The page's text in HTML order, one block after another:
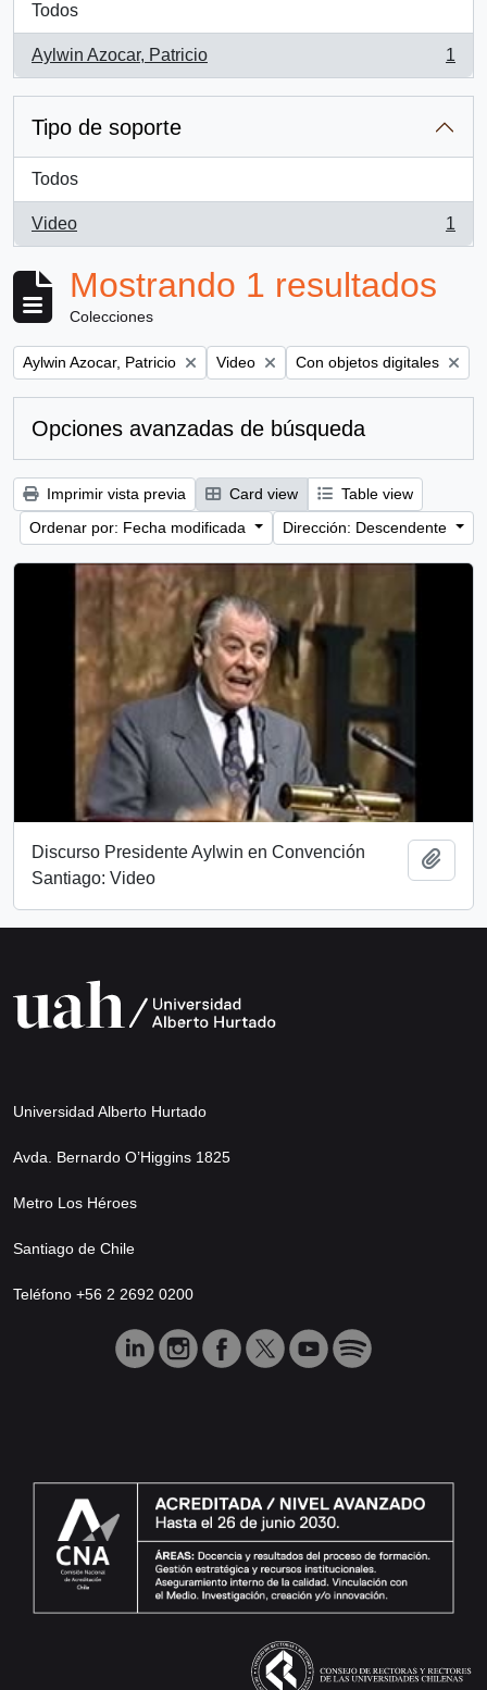
Todos
Aylwin Azocar, Patricio
, 1 resultados
1
Tipo de soporte
Todos
Video
, 1 resultados
1
Mostrando 1 resultados
Colecciones
Remove filter:
Aylwin Azocar, Patricio Remove filter:
Video Remove filter:
Con objetos digitales
Opciones avanzadas de búsqueda
Imprimir vista previa Card view
Table view
Ordenar por: Fecha modificada
Dirección: Descendente
Discurso Presidente Aylwin en Convención
Santiago: Video
Universidad Alberto Hurtado
Avda. Bernardo O’Higgins 1825
Metro Los Héroes
Santiago de Chile
Teléfono +56 2 2692 0200